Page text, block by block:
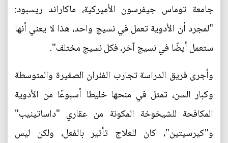
جامعة توماس جيفرسون الأميركية، ماكاراند ريسبود:
"لمجرد أن الأدوية تعمل في نسيج واحد، هذا لا يعني أنها
ستعمل أيضًا في نسيج آخر، فكل نسيج مختلف".
وأجرى فريق الدراسة تجارب الفئران الصغيرة والمتوسطة
وكبار السن، تمثل في منحها خليطا أسبوعًا من الأدوية
المكافحة للشيخوخة المكونة من عقاري "داساتينيب"
و"كيرسيتين"، كان للعلاج تأثير بالفعل، ولكن ليس